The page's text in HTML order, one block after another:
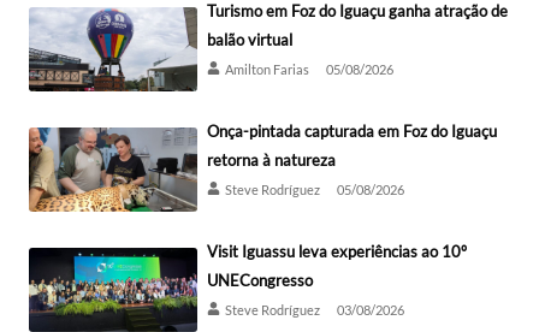
Turismo em Foz do Iguaçu ganha atração de
balão virtual
Amilton Farias 05/08/2026
Onça-pintada capturada em Foz do Iguaçu
retorna à natureza
Steve Rodríguez 05/08/2026
Visit Iguassu leva experiências ao 10º
UNECongresso
Steve Rodríguez 03/08/2026